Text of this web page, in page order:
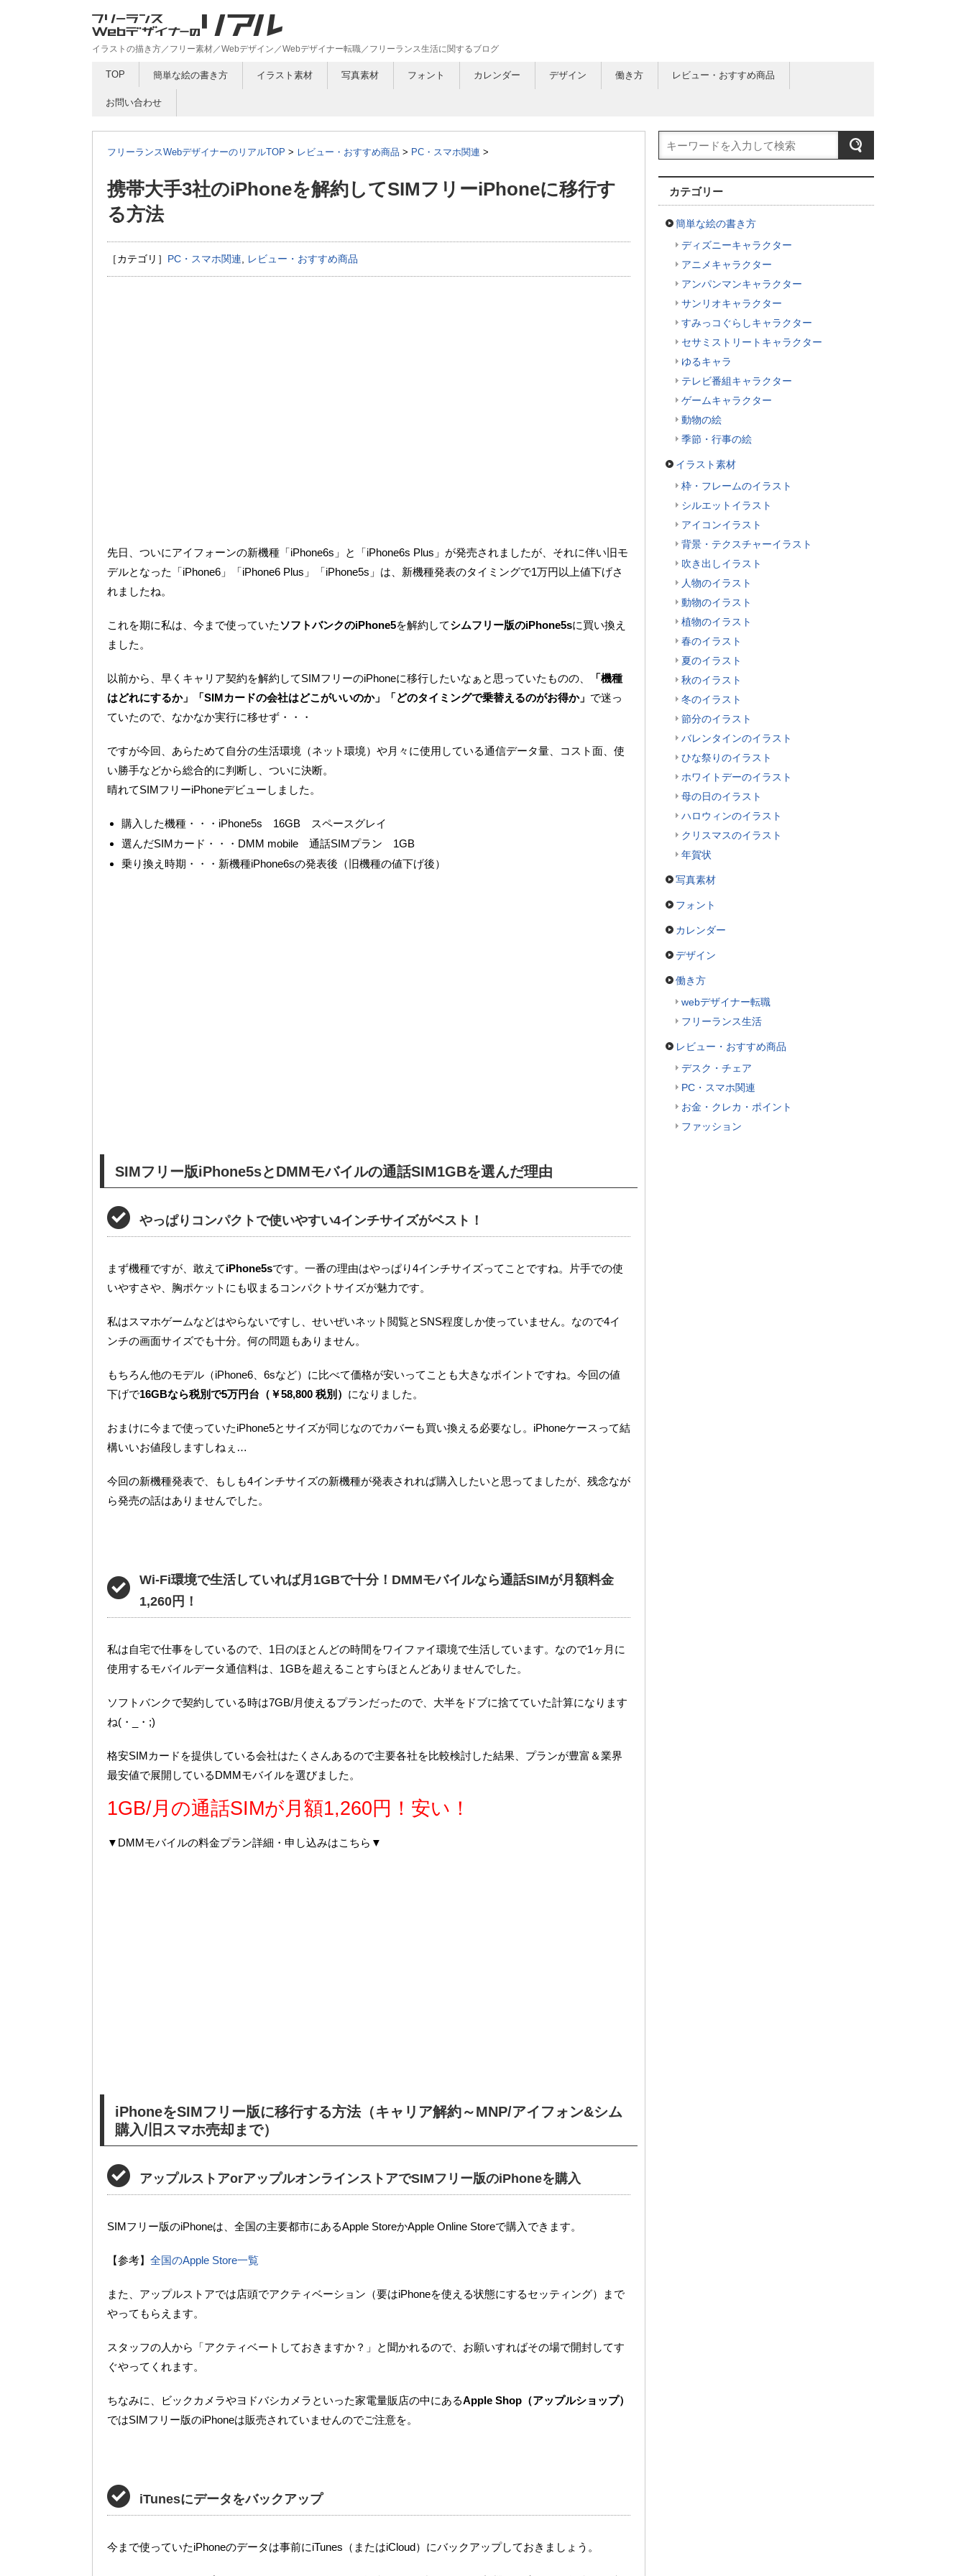
イラストの描き方／フリー素材／Webデザイン／Webデザイナー転職／フリーランス生活に関するブログ
TOP 簡単な絵の書き方 イラスト素材 写真素材 フォント カレンダー デザイン 働き方 レビュー・おすすめ商品
お問い合わせ
フリーランスWebデザイナーのリアルTOP > レビュー・おすすめ商品 > PC・スマホ関連 >
携帯大手3社のiPhoneを解約してSIMフリーiPhoneに移行す
る方法
［カテゴリ］ PC・スマホ関連 レビュー・おすすめ商品
先日、ついにアイフォーンの新機種「iPhone6s」と「iPhone6s Plus」が発売されましたが、それに伴い旧モ
デルとなった「iPhone6」「iPhone6 Plus」「iPhone5s」は、新機種発表のタイミングで1万円以上値下げさ
れましたね。
これを期に私は、今まで使っていたソフトバンクのiPhone5を解約してシムフリー版のiPhone5sに買い換え
ました。
以前から、早くキャリア契約を解約してSIMフリーのiPhoneに移行したいなぁと思っていたものの、
「機種
はどれにするか」「SIMカードの会社はどこがいいのか」「どのタイミングで乗替えるのがお得か」 で迷っ
ていたので、なかなか実行に移せず・・・
ですが今回、あらためて自分の生活環境（ネット環境）や月々に使用している通信データ量、コスト面、使
い勝手などから総合的に判断し、ついに決断。
晴れてSIMフリーiPhoneデビューしました。
購入した機種・・・iPhone5s 16GB スペースグレイ
選んだSIMカード・・・DMM mobile 通話SIMプラン 1GB
乗り換え時期・・・新機種iPhone6sの発表後（旧機種の値下げ後）
SIMフリー版iPhone5sとDMMモバイルの通話SIM1GBを選んだ理由
やっぱりコンパクトで使いやすい4インチサイズがベスト！
まず機種ですが、敢えてiPhone5sです。一番の理由はやっぱり4インチサイズってことですね。片手での使
いやすさや、胸ポケットにも収まるコンパクトサイズが魅力です。
私はスマホゲームなどはやらないですし、せいぜいネット閲覧とSNS程度しか使っていません。なので4イ
ンチの画面サイズでも十分。何の問題もありません。
もちろん他のモデル（iPhone6、6sなど）に比べて価格が安いってことも大きなポイントですね。今回の値
下げで16GBなら税別で5万円台（￥58,800 税別） になりました。
おまけに今まで使っていたiPhone5とサイズが同じなのでカバーも買い換える必要なし。iPhoneケースって結
構いいお値段しますしねぇ…
今回の新機種発表で、もしも4インチサイズの新機種が発表されれば購入したいと思ってましたが、残念なが
ら発売の話はありませんでした。
Wi-Fi環境で生活していれば月1GBで十分！DMMモバイルなら通話SIMが月額料金
1,260円！
私は自宅で仕事をしているので、1日のほとんどの時間をワイファイ環境で生活しています。なので1ヶ月に
使用するモバイルデータ通信料は、1GBを超えることすらほとんどありませんでした。
ソフトバンクで契約している時は7GB/月使えるプランだったので、大半をドブに捨てていた計算になります
ね(・_・;)
格安SIMカードを提供している会社はたくさんあるので主要各社を比較検討した結果、プランが豊富＆業界
最安値で展開しているDMMモバイルを選びました。
1GB/月の通話SIMが月額1,260円！安い！
▼DMMモバイルの料金プラン詳細・申し込みはこちら▼
iPhoneをSIMフリー版に移行する方法（キャリア解約～MNP/アイフォン&シム
購入/旧スマホ売却まで）
アップルストアorアップルオンラインストアでSIMフリー版のiPhoneを購入
SIMフリー版のiPhoneは、全国の主要都市にあるApple StoreかApple Online Storeで購入できます。
【参考】 全国のApple Store一覧
また、アップルストアでは店頭でアクティベーション（要はiPhoneを使える状態にするセッティング）まで
やってもらえます。
スタッフの人から「アクティベートしておきますか？」と聞かれるので、お願いすればその場で開封してす
ぐやってくれます。
ちなみに、ビックカメラやヨドバシカメラといった家電量販店の中にあるApple Shop（アップルショップ）
ではSIMフリー版のiPhoneは販売されていませんのでご注意を。
iTunesにデータをバックアップ
今まで使っていたiPhoneのデータは事前にiTunes（またはiCloud）にバックアップしておきましょう。
カテゴリー
簡単な絵の書き方
ディズニーキャラクター
アニメキャラクター
アンパンマンキャラクター
サンリオキャラクター
すみっコぐらしキャラクター
セサミストリートキャラクター
ゆるキャラ
テレビ番組キャラクター
ゲームキャラクター
動物の絵
季節・行事の絵
イラスト素材
枠・フレームのイラスト
シルエットイラスト
アイコンイラスト
背景・テクスチャーイラスト
吹き出しイラスト
人物のイラスト
動物のイラスト
植物のイラスト
春のイラスト
夏のイラスト
秋のイラスト
冬のイラスト
節分のイラスト
バレンタインのイラスト
ひな祭りのイラスト
ホワイトデーのイラスト
母の日のイラスト
ハロウィンのイラスト
クリスマスのイラスト
年賀状
写真素材
フォント
カレンダー
デザイン
働き方
webデザイナー転職
フリーランス生活
レビュー・おすすめ商品
デスク・チェア
PC・スマホ関連
お金・クレカ・ポイント
ファッション